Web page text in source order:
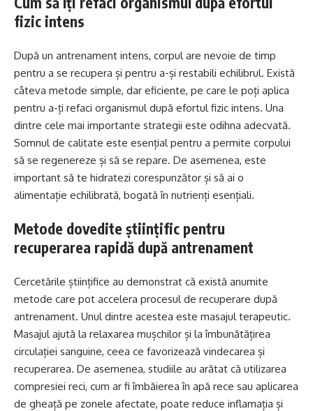
fizic intens
După un antrenament intens, corpul are nevoie de timp
pentru a se recupera și pentru a-și restabili echilibrul. Există
câteva metode simple, dar eficiente, pe care le poți aplica
pentru a-ți refaci organismul după efortul fizic intens. Una
dintre cele mai importante strategii este odihna adecvată.
Somnul de calitate este esențial pentru a permite corpului
să se regenereze și să se repare. De asemenea, este
important să te hidratezi corespunzător și să ai o
alimentație echilibrată, bogată în nutrienți esențiali.
Metode dovedite științific pentru
recuperarea rapidă după antrenament
Cercetările științifice au demonstrat că există anumite
metode care pot accelera procesul de recuperare după
antrenament. Unul dintre acestea este masajul terapeutic.
Masajul ajută la relaxarea mușchilor și la îmbunătățirea
circulației sanguine, ceea ce favorizează vindecarea și
recuperarea. De asemenea, studiile au arătat că utilizarea
compresiei reci, cum ar fi îmbăierea în apă rece sau aplicarea
de gheață pe zonele afectate, poate reduce inflamația și